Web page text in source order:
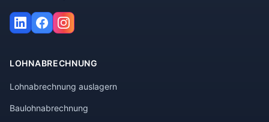
LOHNABRECHNUNG
Lohnabrechnung auslagern
Baulohnabrechnung